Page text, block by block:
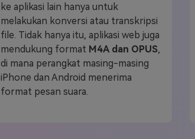
ke aplikasi lain hanya untuk
melakukan konversi atau transkripsi
file. Tidak hanya itu, aplikasi web juga
mendukung format M4A dan OPUS,
di mana perangkat masing-masing
iPhone dan Android menerima
format pesan suara.